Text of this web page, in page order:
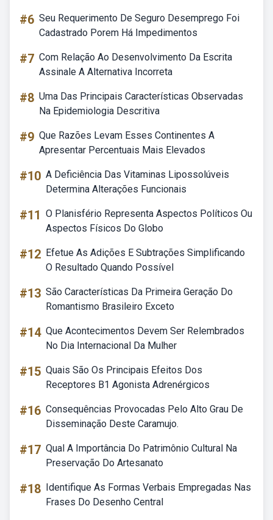
#6 Seu Requerimento De Seguro Desemprego Foi
Cadastrado Porem Há Impedimentos
#7 Com Relação Ao Desenvolvimento Da Escrita
Assinale A Alternativa Incorreta
#8 Uma Das Principais Características Observadas
Na Epidemiologia Descritiva
#9 Que Razões Levam Esses Continentes A
Apresentar Percentuais Mais Elevados
#10 A Deficiência Das Vitaminas Lipossolúveis
Determina Alterações Funcionais
#11 O Planisfério Representa Aspectos Políticos Ou
Aspectos Físicos Do Globo
#12 Efetue As Adições E Subtrações Simplificando
O Resultado Quando Possível
#13 São Características Da Primeira Geração Do
Romantismo Brasileiro Exceto
#14 Que Acontecimentos Devem Ser Relembrados
No Dia Internacional Da Mulher
#15 Quais São Os Principais Efeitos Dos
Receptores B1 Agonista Adrenérgicos
#16 Consequências Provocadas Pelo Alto Grau De
Disseminação Deste Caramujo.
#17 Qual A Importância Do Patrimônio Cultural Na
Preservação Do Artesanato
#18 Identifique As Formas Verbais Empregadas Nas
Frases Do Desenho Central